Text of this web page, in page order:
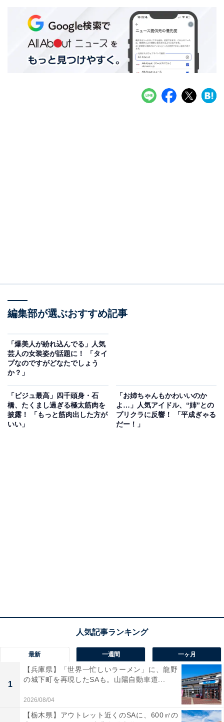
編集部が選ぶおすすめ記事
「爆美人が紛れ込んでる」人気
芸人の女装姿が話題に！ 「タイ
プなのですがどなたでしょう
か？」
「ビジュ最高」四千頭身・石
橋、たくまし過ぎる極太筋肉を
披露！ 「もっと筋肉出した方が
いい」
「お姉ちゃんもかわいいのか
よ…」人気アイドル、“姉”との
プリクラに反響！ 「平成ぎゃる
だー！」
最新 一週間 一ヶ月
1
【兵庫県】「世界一忙しいラーメン」に、龍野
の城下町を再現したSAも。山陽自動車道...
2026/08/04
【栃木県】アウトレット近くのSAに、600㎡の